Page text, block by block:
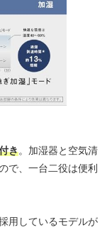
き。加湿器と空気清
で、一台二役は便利
用しているモデルが